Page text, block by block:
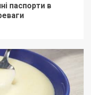
паспорти в